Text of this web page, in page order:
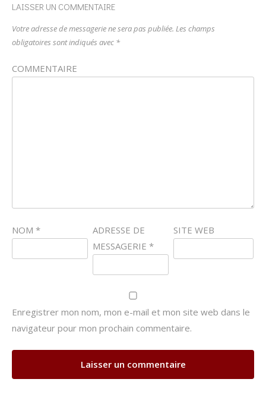
LAISSER UN COMMENTAIRE
Votre adresse de messagerie ne sera pas publiée. Les champs
obligatoires sont indiqués avec *
COMMENTAIRE
NOM *
ADRESSE DE
MESSAGERIE *
SITE WEB
Enregistrer mon nom, mon e-mail et mon site web dans le
navigateur pour mon prochain commentaire.